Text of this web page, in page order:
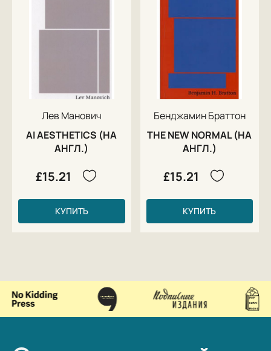
Лев Манович
AI AESTHETICS (НА
АНГЛ.)
£15.21
КУПИТЬ
Бенджамин Браттон
THE NEW NORMAL (НА
АНГЛ.)
£15.21
КУПИТЬ